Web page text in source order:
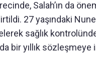
Salah’ın da
27 yaşındaki
sağlık
bir yıllık sözleşmeye